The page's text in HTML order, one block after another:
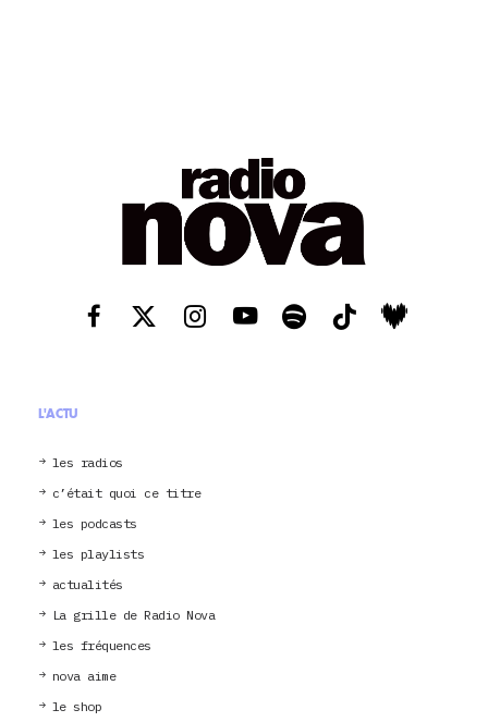
L'ACTU
les radios
c’était quoi ce titre
les podcasts
les playlists
actualités
La grille de Radio Nova
les fréquences
nova aime
le shop